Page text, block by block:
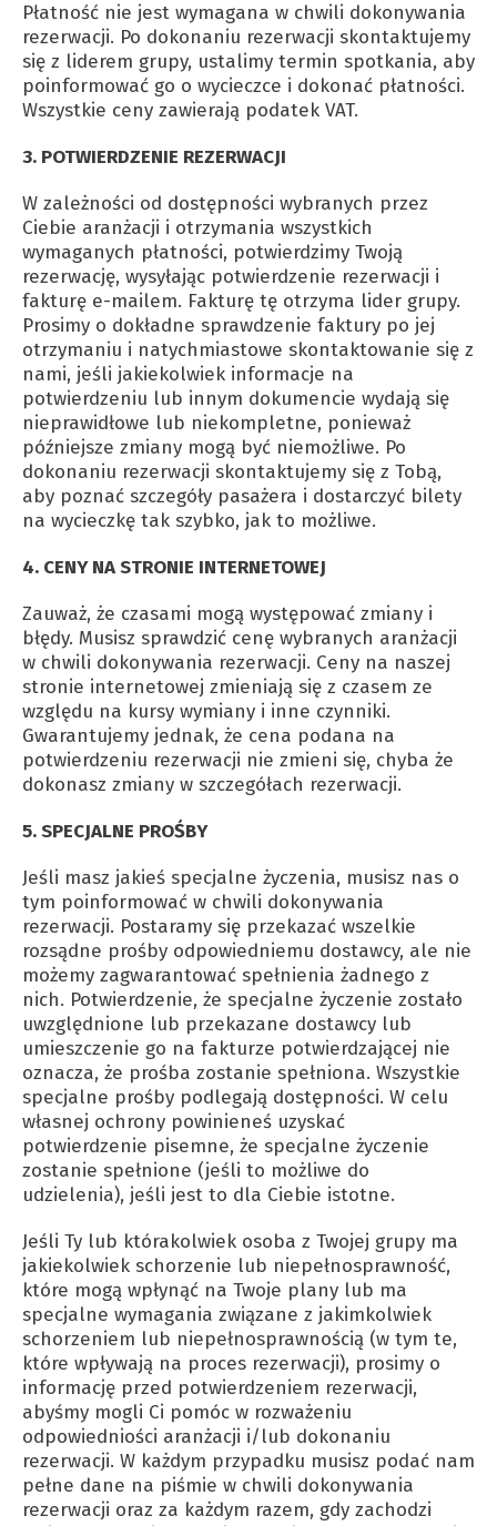
Płatność nie jest wymagana w chwili dokonywania
rezerwacji. Po dokonaniu rezerwacji skontaktujemy
się z liderem grupy, ustalimy termin spotkania, aby
poinformować go o wycieczce i dokonać płatności.
Wszystkie ceny zawierają podatek VAT.
3. POTWIERDZENIE REZERWACJI
W zależności od dostępności wybranych przez
Ciebie aranżacji i otrzymania wszystkich
wymaganych płatności, potwierdzimy Twoją
rezerwację, wysyłając potwierdzenie rezerwacji i
fakturę e-mailem. Fakturę tę otrzyma lider grupy.
Prosimy o dokładne sprawdzenie faktury po jej
otrzymaniu i natychmiastowe skontaktowanie się z
nami, jeśli jakiekolwiek informacje na
potwierdzeniu lub innym dokumencie wydają się
nieprawidłowe lub niekompletne, ponieważ
późniejsze zmiany mogą być niemożliwe. Po
dokonaniu rezerwacji skontaktujemy się z Tobą,
aby poznać szczegóły pasażera i dostarczyć bilety
na wycieczkę tak szybko, jak to możliwe.
4. CENY NA STRONIE INTERNETOWEJ
Zauważ, że czasami mogą występować zmiany i
błędy. Musisz sprawdzić cenę wybranych aranżacji
w chwili dokonywania rezerwacji. Ceny na naszej
stronie internetowej zmieniają się z czasem ze
względu na kursy wymiany i inne czynniki.
Gwarantujemy jednak, że cena podana na
potwierdzeniu rezerwacji nie zmieni się, chyba że
dokonasz zmiany w szczegółach rezerwacji.
5. SPECJALNE PROŚBY
Jeśli masz jakieś specjalne życzenia, musisz nas o
tym poinformować w chwili dokonywania
rezerwacji. Postaramy się przekazać wszelkie
rozsądne prośby odpowiedniemu dostawcy, ale nie
możemy zagwarantować spełnienia żadnego z
nich. Potwierdzenie, że specjalne życzenie zostało
uwzględnione lub przekazane dostawcy lub
umieszczenie go na fakturze potwierdzającej nie
oznacza, że prośba zostanie spełniona. Wszystkie
specjalne prośby podlegają dostępności. W celu
własnej ochrony powinieneś uzyskać
potwierdzenie pisemne, że specjalne życzenie
zostanie spełnione (jeśli to możliwe do
udzielenia), jeśli jest to dla Ciebie istotne.
Jeśli Ty lub którakolwiek osoba z Twojej grupy ma
jakiekolwiek schorzenie lub niepełnosprawność,
które mogą wpłynąć na Twoje plany lub ma
specjalne wymagania związane z jakimkolwiek
schorzeniem lub niepełnosprawnością (w tym te,
które wpływają na proces rezerwacji), prosimy o
informację przed potwierdzeniem rezerwacji,
abyśmy mogli Ci pomóc w rozważeniu
odpowiedniości aranżacji i/lub dokonaniu
rezerwacji. W każdym przypadku musisz podać nam
pełne dane na piśmie w chwili dokonywania
rezerwacji oraz za każdym razem, gdy zachodzi